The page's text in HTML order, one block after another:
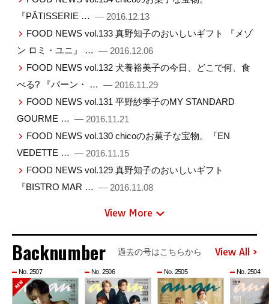
『PÂTISSERIE … — 2016.12.13
FOOD NEWS vol.133 真野知子のおいしいギフト 『メゾ
ン ロミ・ユニ』 … — 2016.12.06
FOOD NEWS vol.132 犬養裕美子の今日、どこで何、食
べる? 『バーン・ … — 2016.11.29
FOOD NEWS vol.131 平野紗季子のMY STANDARD
GOURME … — 2016.11.21
FOOD NEWS vol.130 chicoのお菓子な宝物。『EN
VEDETTE … — 2016.11.15
FOOD NEWS vol.129 真野知子のおいしいギフト
『BISTRO MAR … — 2016.11.08
View More
Backnumber 過去の号はこちらから View All
No. 2507 No. 2506 No. 2505 No. 2504